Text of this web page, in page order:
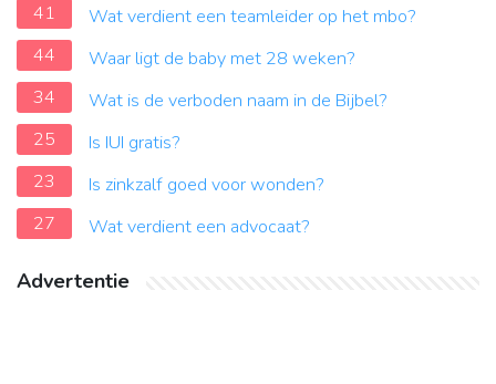
41
Wat verdient een teamleider op het mbo?
44
Waar ligt de baby met 28 weken?
34
Wat is de verboden naam in de Bijbel?
25
Is IUI gratis?
23
Is zinkzalf goed voor wonden?
27
Wat verdient een advocaat?
Advertentie